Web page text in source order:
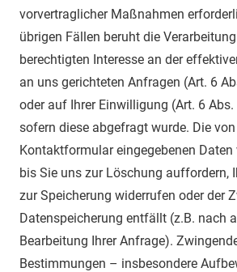
vorvertraglicher Maßnahmen
übrigen Fällen beruht die
berechtigten Interesse an der
an uns gerichteten Anfragen (Art. 6
oder auf Ihrer Einwilligung (Art. 6 Abs.
sofern diese abgefragt wurde. Die
Kontaktformular eingegebenen Daten
bis Sie uns zur Löschung auffordern,
zur Speicherung widerrufen oder der
Datenspeicherung entfällt (z.B. nach
Bearbeitung Ihrer Anfrage).
Bestimmungen – insbesondere